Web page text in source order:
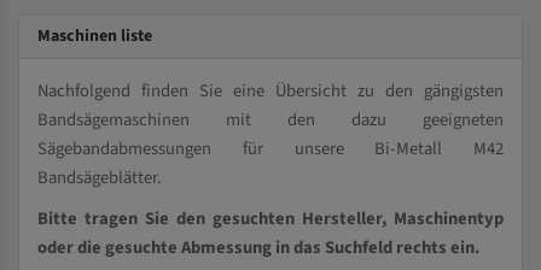
Maschinen liste
Nachfolgend finden Sie eine Übersicht zu den gängigsten
Bandsägemaschinen mit den dazu geeigneten
Sägebandabmessungen für unsere Bi-Metall M42
Bandsägeblätter.
Bitte tragen Sie den gesuchten Hersteller, Maschinentyp
oder die gesuchte Abmessung in das Suchfeld rechts ein.